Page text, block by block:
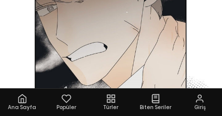
Ana Sayfa Popüler Türler Biten Seriler Giriş